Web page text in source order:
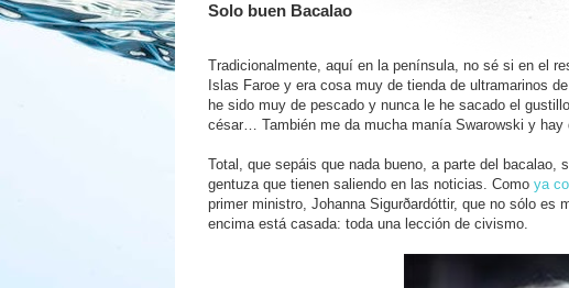
Solo buen Bacalao
Tradicionalmente, aquí en la península, no sé si en el
Islas Faroe y era cosa muy de tienda de ultramarinos
he sido muy de pescado y nunca le he sacado el
césar… También me da mucha manía Swarowski y
Total, que sepáis que nada bueno, a parte del
gentuza que tienen saliendo en las noticias. Como ya
primer ministro, Johanna Sigurðardóttir, que no sólo es
encima está casada: toda una lección de civismo.